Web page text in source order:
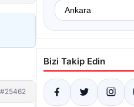
#25462
Bizi Takip Edin